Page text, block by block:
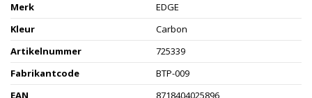
Merk
EDGE
Kleur
Carbon
Artikelnummer
725339
Fabrikantcode
BTP-009
EAN
8718404025896